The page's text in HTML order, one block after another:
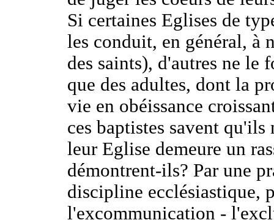
Si certaines Eglises de
les conduit, en général, à
des saints), d'autres ne le
que des adultes, dont la
vie en obéissance
ces baptistes savent qu'ils
leur Eglise demeure un
démontrent-ils? Par une
discipline ecclésiastique,
l'excommunication -